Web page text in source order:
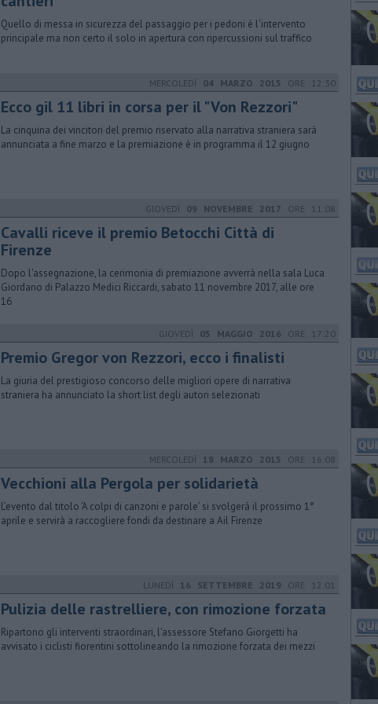
Quello di messa in sicurezza del passaggio per i pedoni è l'intervento
principale ma non certo il solo in apertura con ripercussioni sul traffico
MERCOLEDÌ 04 MARZO 2015 ORE 12:30
Ecco gil 11 libri in corsa per il "Von Rezzori"
La cinquina dei vincitori del premio riservato alla narrativa straniera sarà
annunciata a fine marzo e la premiazione è in programma il 12 giugno
GIOVEDÌ 09 NOVEMBRE 2017 ORE 11:08
Cavalli riceve il premio Betocchi Città di
Firenze
​Dopo l'assegnazione, la cerimonia di premiazione avverrà nella sala Luca
Giordano di Palazzo Medici Riccardi, sabato 11 novembre 2017, alle ore
16
GIOVEDÌ 05 MAGGIO 2016 ORE 17:20
Premio Gregor von Rezzori, ecco i finalisti
La giuria del prestigioso concorso delle migliori opere di narrativa
straniera ha annunciato la short list degli autori selezionati
MERCOLEDÌ 18 MARZO 2015 ORE 16:08
Vecchioni alla Pergola per solidarietà
L’evento dal titolo ‘A colpi di canzoni e parole’ si svolgerà il prossimo 1°
aprile e servirà a raccogliere fondi da destinare a Ail Firenze
LUNEDÌ 16 SETTEMBRE 2019 ORE 12:01
Pulizia delle rastrelliere, con rimozione forzata
Ripartono gli interventi straordinari, l'assessore Stefano Giorgetti ha
avvisato i ciclisti fiorentini sottolineando la rimozione forzata dei mezzi